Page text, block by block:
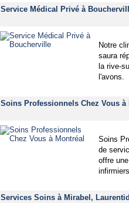
Service Médical Privé à
Notre
saura
la rive-
l'avons.
Soins Professionnels Chez Vous à
Soins
de
offre
Services Soins à Mirabel,